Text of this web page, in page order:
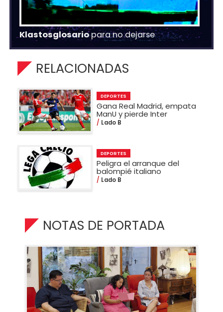
Klastosglosariopara no dejarse
RELACIONADAS
DEPORTES
Gana Real Madrid, empata
ManU y pierde Inter
Lado B
DEPORTES
Peligra el arranque del
balompié italiano
Lado B
NOTAS DE PORTADA